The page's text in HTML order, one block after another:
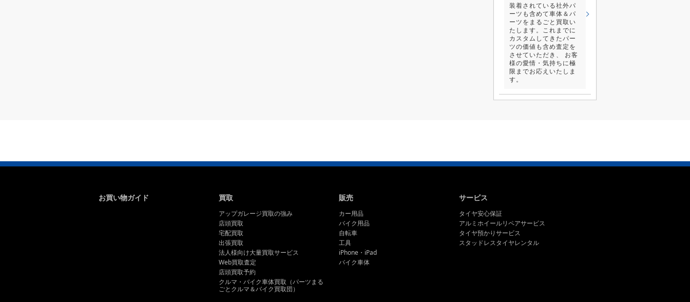
装着されている社外パ
ーツも含めて車体＆パ
ーツをまるごと買取い
たします。これまでに
カスタムしてきたパー
ツの価値も含め査定を
させていただき、 お客
様の愛情・気持ちに極
限までお応えいたしま
す。
お買い物ガイド 買取
アップガレージ買取の強み
店頭買取
宅配買取
出張買取
法人様向け大量買取サービス
Web買取査定
店頭買取予約
クルマ・バイク車体買取（パーツまる
ごとクルマ＆バイク買取団）
販売
カー用品
バイク用品
自転車
工具
iPhone・iPad
バイク車体
サービス
タイヤ安心保証
アルミホイールリペアサービス
タイヤ預かりサービス
スタッドレスタイヤレンタル